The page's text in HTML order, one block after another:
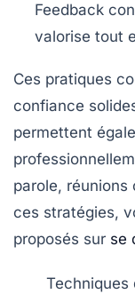
Feedback
valorise tout
Ces pratiques
confiance
permettent
parole, réunions
ces stratégies,
proposés sur se
Techniques